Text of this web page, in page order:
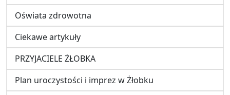
Oświata zdrowotna
Ciekawe artykuły
PRZYJACIELE ŻŁOBKA
Plan uroczystości i imprez w Żłobku